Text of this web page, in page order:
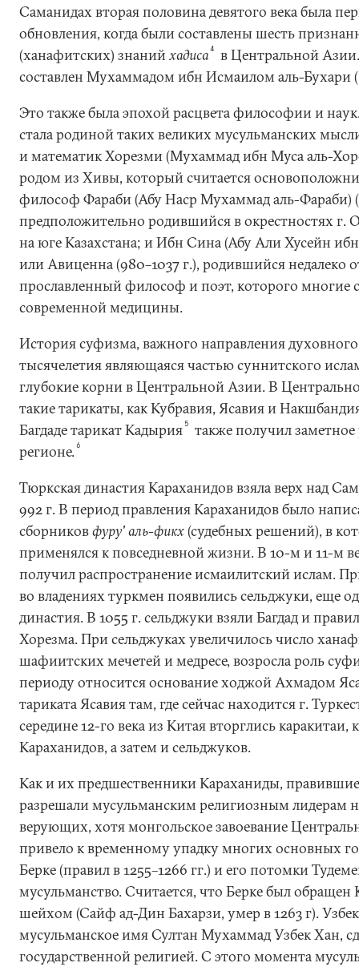
Саманидах вторая половина девятого века была
обновления, когда были составлены шесть
(ханафитских) знанийхадиса4
в Центральной
составлен Мухаммадом ибн Исмаилом аль-Бухари
Это также была эпохой расцвета философии и
стала родиной таких великих мусульманских
и математик Хорезми (Мухаммад ибн Муса аль-
родом из Хивы, который считается
философ Фараби (Абу Наср Мухаммад аль-Фараби)
предположительно родившийся в окрестностях г.
на юге Казахстана; и Ибн Сина (Абу Али Хусейн
или Авиценна (980–1037 г.), родившийся недалеко
прославленный философ и поэт, которого многие
современной медицины.
История суфизма, важного направления
тысячелетия являющаяся частью суннитского
глубокие корни в Центральной Азии. В
такие тарикаты, как Кубравия, Ясавия и
Багдаде тарикат Кадырия 5
также получил
регионе.6
Тюркская династия Караханидов взяла верх над
992 г. В период правления Караханидов было
сборниковфуру' аль-фикх(судебных решений), в
применялся к повседневной жизни. В 10-м и 11-м
получил распространение исмаилитский ислам.
во владениях туркмен появились сельджуки, еще
династия. В 1055 г. сельджуки взяли Багдад и
Хорезма. При сельджуках увеличилось число
шафиитских мечетей и медресе, возросла роль
периоду относится основание ходжой Ахмадом
тариката Ясавия там, где сейчас находится г.
середине 12-го века из Китая вторглись
Караханидов, а затем и сельджуков.
Как и их предшественники Караханиды,
разрешали мусульманским религиозным лидерам
верующих, хотя монгольское завоевание
привело к временному упадку многих основных
Берке (правил в 1255–1266 гг.) и его потомки
мусульманство. Считается, что Берке был
шейхом (Сайф ад-Дин Бахарзи, умер в 1263 г).
мусульманское имя Султан Мухаммад Узбек Хан,
государственной религией. С этого момента